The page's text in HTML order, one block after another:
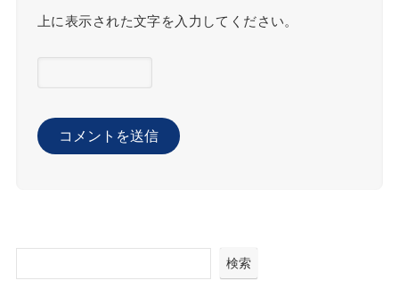
上に表示された文字を入力してください。
検索